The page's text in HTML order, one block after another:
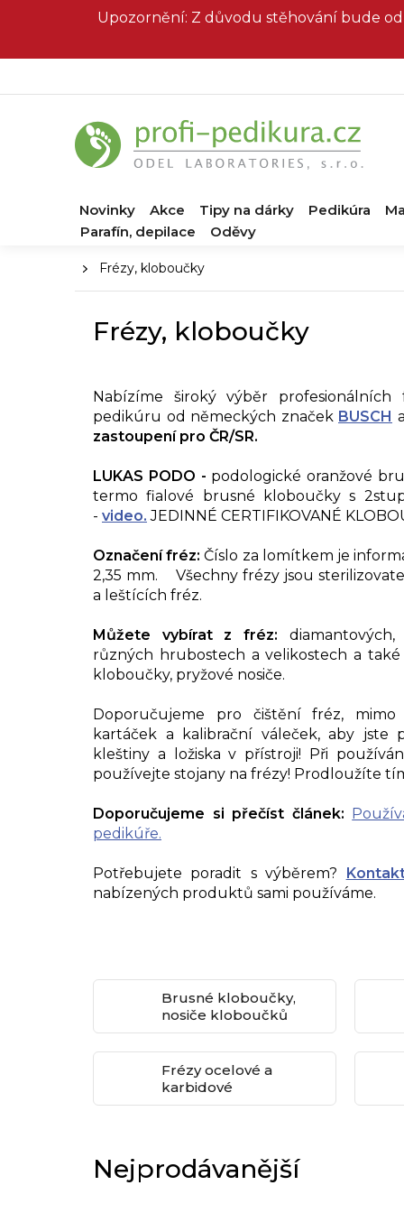
Upozornění: Z důvodu stěhování bude od
Novinky Akce Tipy na dárky Pedikúra
Parafín, depilace
Oděvy
DomůFrézy, kloboučky
Frézy, kloboučky
Nabízíme široký výběr profesionálních
pedikúru od německých značek BUSCH
zastoupení pro ČR/SR.
LUKAS PODO - podologické oranžové
termo fialové brusné kloboučky s
- video. JEDINNÉ CERTIFIKOVANÉ
Označení fréz:Číslo za lomítkem je
2,35 mm. Všechny frézy jsou
a leštících fréz.
Můžete vybírat z fréz:
různých hrubostech a velikostech a
kloboučky, pryžové nosiče.
Doporučujeme pro čištění fréz, mimo
kartáček a kalibrační váleček, aby
kleštiny a ložiska v přístroji! Při
používejte stojany na frézy! Prodloužíte
Doporučujeme si přečíst článek:
pedikúře.
Potřebujete poradit s výběrem?
nabízených produktů sami používáme.
Brusné kloboučky,
nosiče kloboučků
Frézy ocelové a
karbidové
Nejprodávanější